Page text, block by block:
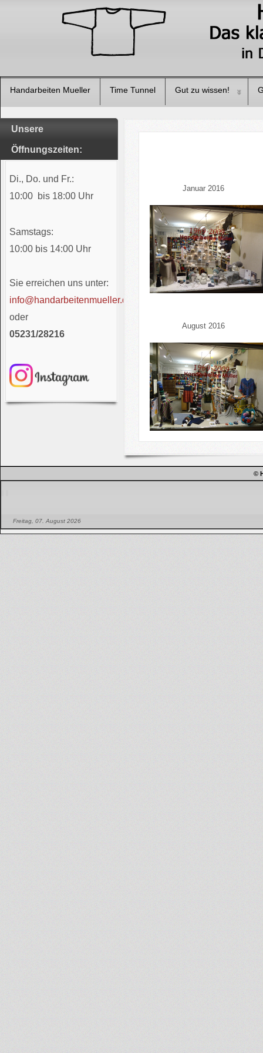
Handarbeiten Mueller Time Tunnel Gut zu wissen!
Unsere
Öffnungszeiten:
Di., Do. und Fr.:
10:00 bis 18:00 Uhr
Samstags:
10:00 bis 14:00 Uhr
Sie erreichen uns unter:
info@handarbeitenmueller.de
oder
05231/28216
Januar 2016
August 2016
©
Freitag, 07. August 2026